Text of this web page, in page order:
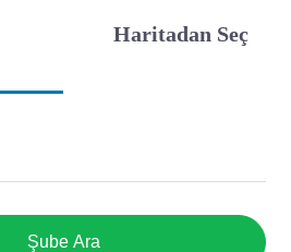
Haritadan Seç
Şube Ara